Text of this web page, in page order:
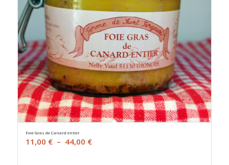
Foie Gras de Canard entier
11,00 € – 44,00 €Plage